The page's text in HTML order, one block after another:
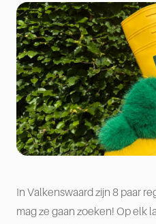
In Valkenswaard zijn 8 paar
mag ze gaan zoeken! Op elk